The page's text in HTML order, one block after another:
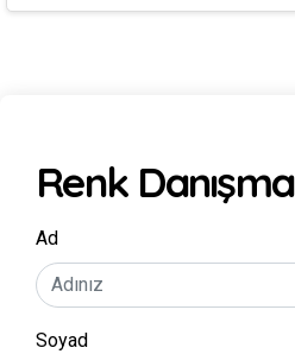
Renk Danışma
Ad
Soyad